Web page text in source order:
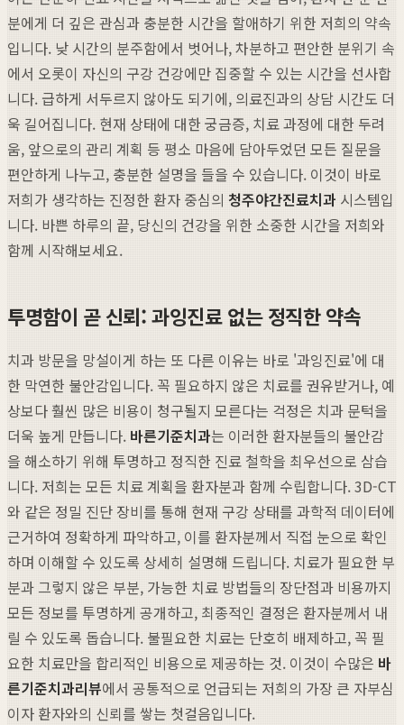
분에게 더 깊은 관심과 충분한 시간을 할애하기 위한 저희의 약속
입니다. 낮 시간의 분주함에서 벗어나, 차분하고 편안한 분위기 속
에서 오롯이 자신의 구강 건강에만 집중할 수 있는 시간을 선사합
니다. 급하게 서두르지 않아도 되기에, 의료진과의 상담 시간도 더
욱 길어집니다. 현재 상태에 대한 궁금증, 치료 과정에 대한 두려
움, 앞으로의 관리 계획 등 평소 마음에 담아두었던 모든 질문을
편안하게 나누고, 충분한 설명을 들을 수 있습니다. 이것이 바로
저희가 생각하는 진정한 환자 중심의 청주야간진료치과 시스템입
니다. 바쁜 하루의 끝, 당신의 건강을 위한 소중한 시간을 저희와
함께 시작해보세요.
투명함이 곧 신뢰: 과잉진료 없는 정직한 약속
치과 방문을 망설이게 하는 또 다른 이유는 바로 '과잉진료'에 대
한 막연한 불안감입니다. 꼭 필요하지 않은 치료를 권유받거나, 예
상보다 훨씬 많은 비용이 청구될지 모른다는 걱정은 치과 문턱을
더욱 높게 만듭니다. 바른기준치과는 이러한 환자분들의 불안감
을 해소하기 위해 투명하고 정직한 진료 철학을 최우선으로 삼습
니다. 저희는 모든 치료 계획을 환자분과 함께 수립합니다. 3D-CT
와 같은 정밀 진단 장비를 통해 현재 구강 상태를 과학적 데이터에
근거하여 정확하게 파악하고, 이를 환자분께서 직접 눈으로 확인
하며 이해할 수 있도록 상세히 설명해 드립니다. 치료가 필요한 부
분과 그렇지 않은 부분, 가능한 치료 방법들의 장단점과 비용까지
모든 정보를 투명하게 공개하고, 최종적인 결정은 환자분께서 내
릴 수 있도록 돕습니다. 불필요한 치료는 단호히 배제하고, 꼭 필
요한 치료만을 합리적인 비용으로 제공하는 것. 이것이 수많은 바
른기준치과리뷰에서 공통적으로 언급되는 저희의 가장 큰 자부심
이자 환자와의 신뢰를 쌓는 첫걸음입니다.